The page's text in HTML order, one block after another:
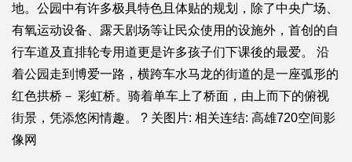
地。公园中有许多极具特色且体贴的规划，除了中央广场、
有氧运动设备、露天剧场等让民众使用的设施外，首创的自
行车道及直排轮专用道更是许多孩子们下课後的最爱。 沿
着公园走到博爱一路，横跨车水马龙的街道的是一座弧形的
红色拱桥－ 彩虹桥。骑着单车上了桥面，由上而下的俯视
街景，凭添悠闲情趣。 ? 关图片: 相关连结: 高雄720空间影
像网